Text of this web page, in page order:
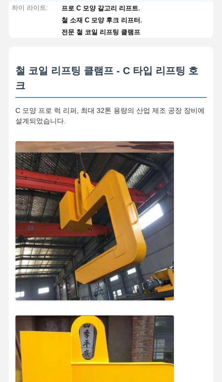
제품 소개 동영상 회사 소개
하이 라이트:
프로 C 모양 갈고리 리프트
철 소재 C 모양 후크 리프터
전문 철 코일 리프팅 클램프
철 코일 리프팅 클램프 - C 타입 리프팅 호
크
C 모양 프로 럭 리퍼, 최대 32톤 용량의 산업 제조 공장 장비에
설계되었습니다.